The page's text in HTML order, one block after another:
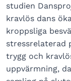
studien
kravlös dans
kroppsliga
stressrelaterad
trygg och
uppvärmning,